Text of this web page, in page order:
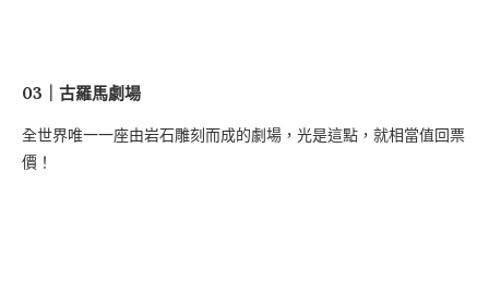
03｜古羅馬劇場
全世界唯一一座由岩石雕刻而成的劇場，光是這點，就相當值回票
價！